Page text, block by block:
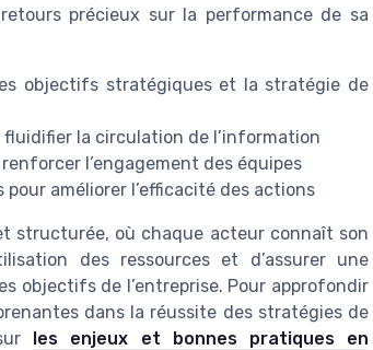
précieux sur la performance de sa
objectifs stratégiques et la stratégie de
la circulation de l’information
l’engagement des équipes
améliorer l’efficacité des actions
structurée, où chaque acteur connaît son
des ressources et d’assurer une
objectifs de l’entreprise. Pour approfondir
dans la réussite des stratégies de
les enjeux et bonnes pratiques en